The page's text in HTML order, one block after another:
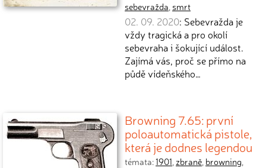
sebevražda, smrt
02. 09. 2020: Sebevražda je
vždy tragická a pro okolí
sebevraha i šokující událost.
Zajímá vás, proč se přímo na
půdě vídeňského…
Browning 7.65: první
poloautomatická pistole,
která je dodnes legendou
témata:1901, zbraně, browning,